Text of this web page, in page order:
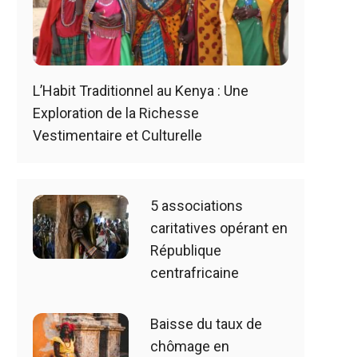
L’Habit Traditionnel au Kenya : Une
Exploration de la Richesse
Vestimentaire et Culturelle
5 associations
caritatives opérant en
République
centrafricaine
Baisse du taux de
chômage en